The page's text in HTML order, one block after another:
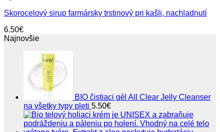
Skorocelový sirup farmársky trstinový pri kašli, nachladnutí
6.50€
Najnovšie
BIO čistiaci gél All Clear Jelly Cleanser
na všetky typy pleti 5.50€